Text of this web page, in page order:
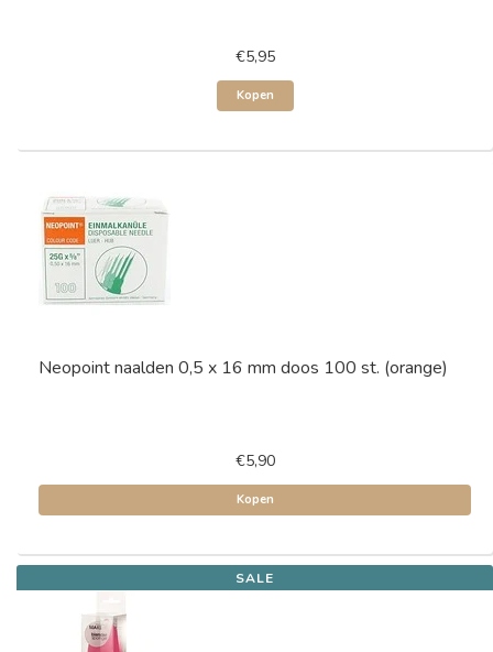
€5,95
Kopen
Neopoint naalden 0,5 x 16 mm doos 100 st. (orange)
€5,90
Kopen
SALE